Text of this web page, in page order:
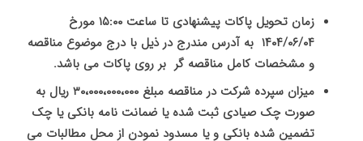
زمان تحویل پاکات پیشنهادی تا ساعت ۱۵:۰۰ مورخ
۱۴۰۴/۰۶/۰۴ به آدرس مندرج در ذیل با درج موضوع مناقصه
و مشخصات کامل مناقصه گر بر روی پاکات می باشد.
میزان سپرده شرکت در مناقصه مبلغ
۳۰،۰۰۰،۰۰۰،۰۰۰
ریال به
صورت چک صیادی ثبت شده یا ضمانت نامه بانکی یا چک
تضمین شده بانکی و یا مسدود نمودن از محل مطالبات می